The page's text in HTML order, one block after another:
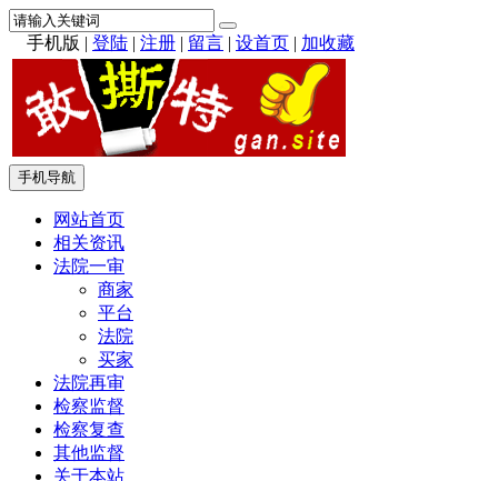
手机版 | 登陆 | 注册 | 留言 | 设首页 | 加收藏
手机导航
网站首页
相关资讯
法院一审
商家
平台
法院
买家
法院再审
检察监督
检察复查
其他监督
关于本站